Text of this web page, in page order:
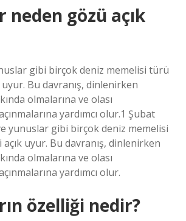
neden gözü açık
gibi birçok deniz memelisi türü
Bu davranış, dinlenirken
olmalarına ve olası
yardımcı olur.1 Şubat
yunuslar gibi birçok deniz memelisi
uyur. Bu davranış, dinlenirken
olmalarına ve olası
yardımcı olur.
özelliği nedir?